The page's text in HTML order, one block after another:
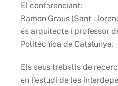
El conferenciant:
Ramon Graus (Sant
és arquitecte i professor
Politècnica de Catalunya.
Els seus treballs de
en l’estudi de les